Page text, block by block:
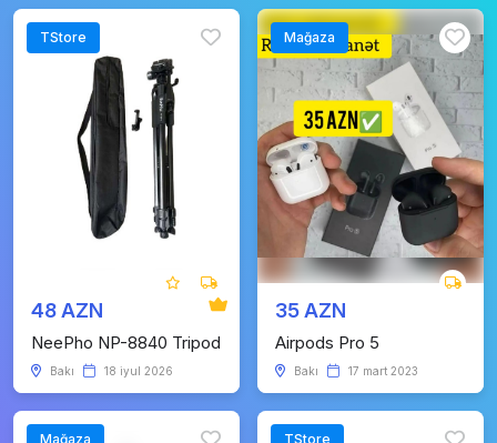
TStore
48 AZN
NeePho NP-8840 Tripod
Bakı 18 iyul 2026
Mağaza
35 AZN
Airpods Pro 5
Bakı 17 mart 2023
Mağaza TStore